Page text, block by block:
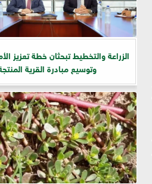
الزراعة والتخطيط تبحثان خطة تعزيز
وتوسيع مبادرة القرية